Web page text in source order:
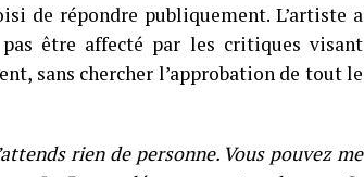
de répondre publiquement. L’artiste a
être affecté par les critiques visant
sans chercher l’approbation de tout le
rien de personne. Vous pouvez me